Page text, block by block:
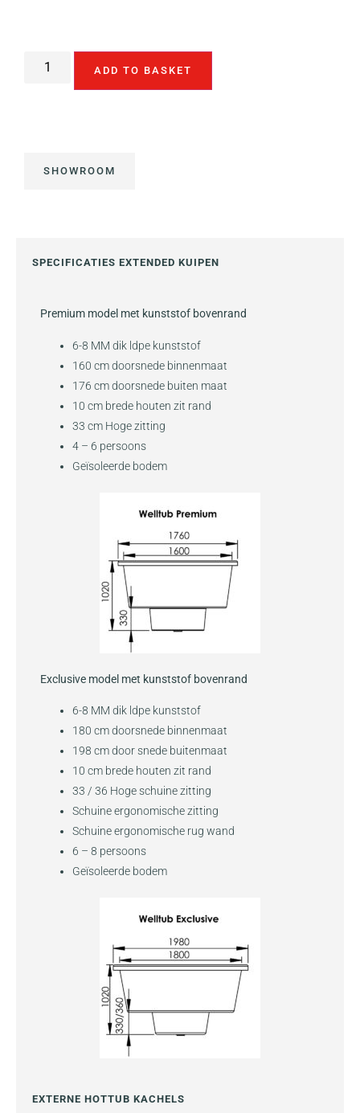
ADD TO BASKET
SHOWROOM
SPECIFICATIES EXTENDED KUIPEN
Premium model met kunststof bovenrand
6-8 MM dik ldpe kunststof
160 cm doorsnede binnenmaat
176 cm doorsnede buiten maat
10 cm brede houten zit rand
33 cm Hoge zitting
4 – 6 persoons
Geïsoleerde bodem
Exclusive model met kunststof bovenrand
6-8 MM dik ldpe kunststof
180 cm doorsnede binnenmaat
198 cm door snede buitenmaat
10 cm brede houten zit rand
33 / 36 Hoge schuine zitting
Schuine ergonomische zitting
Schuine ergonomische rug wand
6 – 8 persoons
Geïsoleerde bodem
EXTERNE HOTTUB KACHELS